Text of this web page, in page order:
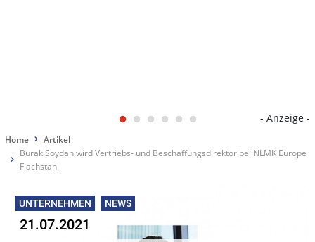
- Anzeige -
Home
Artikel
Burak Soydan wird Vertriebs- und Beschaffungsdirektor bei NLMK Europe
Flachstahl
UNTERNEHMEN NEWS
21.07.2021